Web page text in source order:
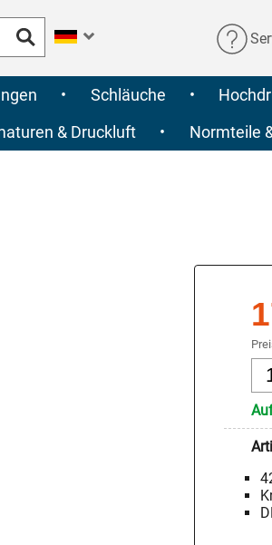
• Schläuche •
& Druckluft • Normteile